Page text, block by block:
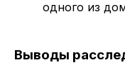
одного из
Выводы